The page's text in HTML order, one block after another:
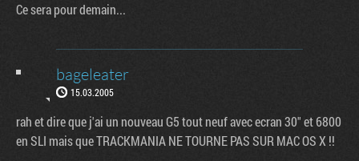
Ce sera pour demain...
bageleater
15.03.2005
rah et dire que j'ai un nouveau G5 tout neuf avec ecran 30" et 6800
en SLI mais que TRACKMANIA NE TOURNE PAS SUR MAC OS X !!